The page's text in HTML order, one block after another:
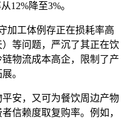
12%降至3%。
工体例存正在损耗率高
）等问题，严沉了其正在饮
物流成本高企，限制了产
。
安，又可为餐饮周边产物
信赖度取复购率。例如，